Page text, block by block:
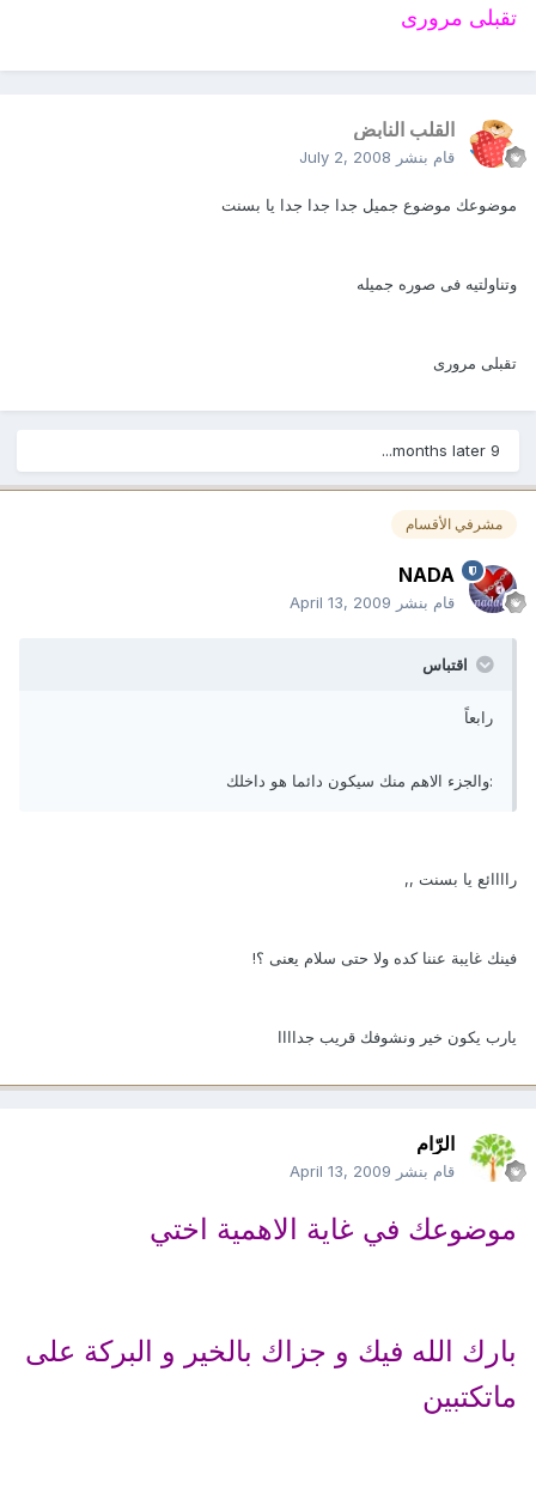
تقبلى مرورى
القلب النابض
قام بنشر July 2, 2008
موضوعك موضوع جميل جدا جدا جدا يا بسنت
وتناولتيه فى صوره جميله
تقبلى مرورى
9 months later...
مشرفي الأقسام
NADA
قام بنشر April 13, 2009
اقتباس
رابعاً
:والجزء الاهم منك سيكون دائما هو داخلك
راااائع يا بسنت ,,
فينك غايبة عننا كده ولا حتى سلام يعنى ؟!
يارب يكون خير ونشوفك قريب جداااا
الرّام
قام بنشر April 13, 2009
موضوعك في غاية الاهمية اختي
بارك الله فيك و جزاك بالخير و البركة على
ماتكتبين